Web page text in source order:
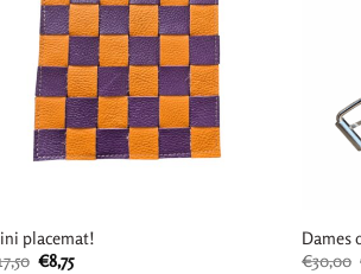
placemat!
Oorspronkelijke
€8,75Huidige
Dames
€30,00